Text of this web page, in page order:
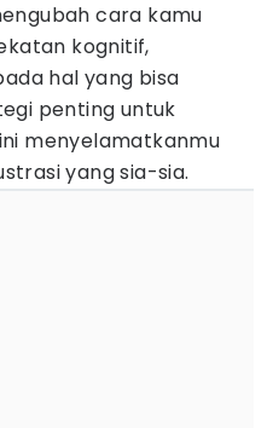
cara kamu
kognitif,
hal yang bisa
penting untuk
menyelamatkanmu
yang sia-sia.